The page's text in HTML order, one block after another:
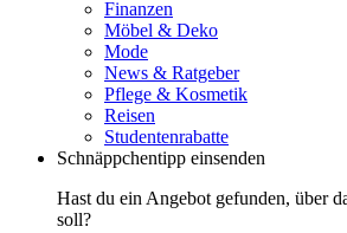
Finanzen
Möbel & Deko
Mode
News & Ratgeber
Pflege & Kosmetik
Reisen
Studentenrabatte
Schnäppchentipp einsenden
Hast du ein Angebot gefunden, über
soll?